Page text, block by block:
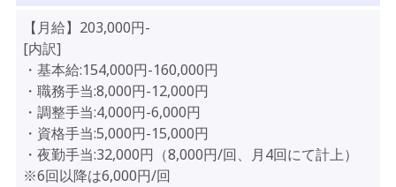
【月給】203,000円-
[内訳]
・基本給:154,000円-160,000円
・職務手当:8,000円-12,000円
・調整手当:4,000円-6,000円
・資格手当:5,000円-15,000円
・夜勤手当:32,000円（8,000円/回、月4回にて計上）
※6回以降は6,000円/回